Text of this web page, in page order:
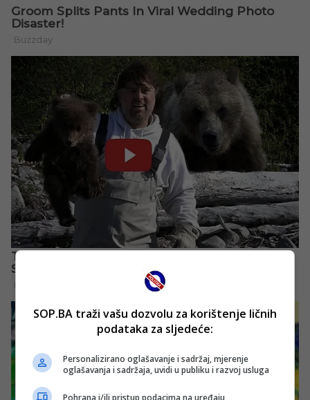
SOP.BA traži vašu dozvolu za korištenje ličnih
podataka za sljedeće:
Personalizirano oglašavanje i sadržaj, mjerenje
oglašavanja i sadržaja, uvidi u publiku i razvoj usluga
Pohrana i/ili pristup podacima na uređaju